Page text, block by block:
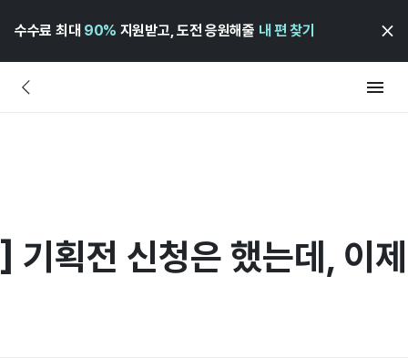
수수료 최대 90% 지원받고, 도전 응원해줄 내 편 찾기
획전 신청은 했는데, 이